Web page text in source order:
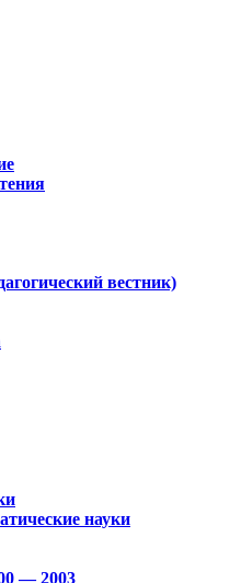
вестник)
науки
— 2003